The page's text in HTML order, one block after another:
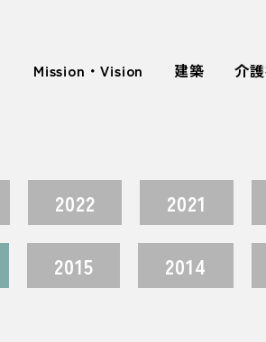
Mission・Vision 建築 介
2022 2021
2015 2014